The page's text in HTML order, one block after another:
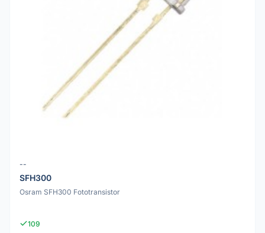
--
SFH300
Osram SFH300 Fototransistor
109